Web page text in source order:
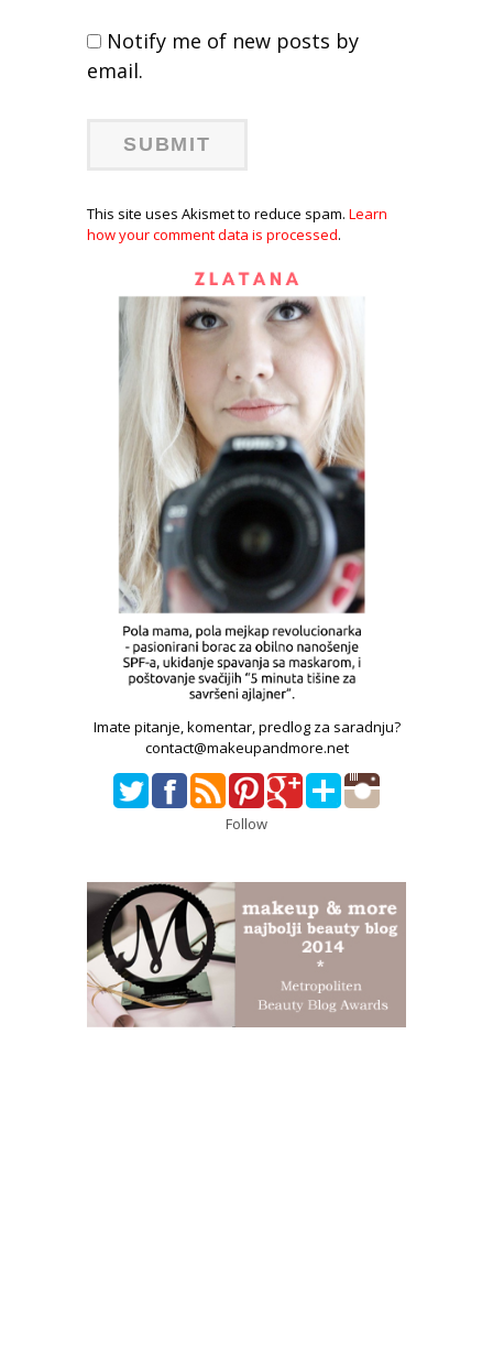
Notify me of new posts by
email.
This site uses Akismet to reduce spam. Learn
how your comment data is processed.
Imate pitanje, komentar, predlog za saradnju?
contact@makeupandmore.net
Follow